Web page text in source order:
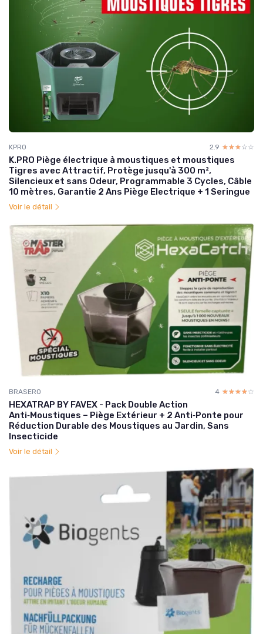
KPRO 2.9 ☆☆☆☆☆
★★★★★
K.PRO Piège électrique à moustiques et moustiques
Tigres avec Attractif, Protège jusqu'à 300 m²,
Silencieux et sans Odeur, Programmable 3 Cycles, Câble
10 mètres, Garantie 2 Ans Piège Electrique + 1 Seringue
Voir le détail
BRASERO 4 ☆☆☆☆☆
★★★★★
HEXATRAP BY FAVEX - Pack Double Action
Anti‑Moustiques – Piège Extérieur + 2 Anti‑Ponte pour
Réduction Durable des Moustiques au Jardin, Sans
Insecticide
Voir le détail